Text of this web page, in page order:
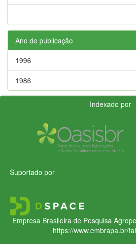
Ano de publicação
1996
1986
Indexado por
Suportado por
Empresa Brasileira de Pesquisa
https://www.embrapa.br/